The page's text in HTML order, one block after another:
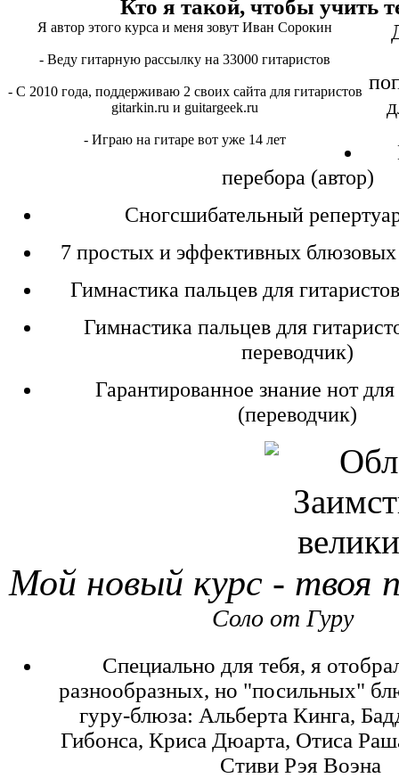
Кто я такой, чтобы учить
Я автор этого курса и меня зовут Иван Сорокин
- Веду гитарную рассылку на 33000 гитаристов
- C 2010 года, поддерживаю 2 своих сайта для гитаристов
gitarkin.ru и guitargeek.ru
- Играю на гитаре вот уже 14 лет
перебора (автор)
Сногсшибательный
7 простых и эффективных блюзовых
Гимнастика пальцев для
Гимнастика пальцев для
переводчик)
Гарантированное знание нот для
(переводчик)
Мой новый курс - твоя
Соло от Гуру
Специально для тебя, я
разнообразных, но "посильных"
гуру-блюза: Альберта Кинга,
Гибонса, Криса Дюарта, Отиса
Стиви Рэя Воэна